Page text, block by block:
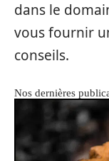
dans le
vous fournir
conseils.
Nos dernières